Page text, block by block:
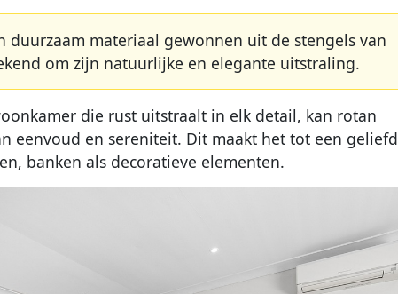
duurzaam materiaal gewonnen uit de stengels van
om zijn natuurlijke en elegante uitstraling.
die rust uitstraalt in elk detail, kan rotan
eenvoud en sereniteit. Dit maakt het tot een geliefd
banken als decoratieve elementen.